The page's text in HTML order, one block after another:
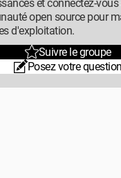
et connectez-vous
open source pour
d'exploitation.
Suivre le groupe
Posez votre question